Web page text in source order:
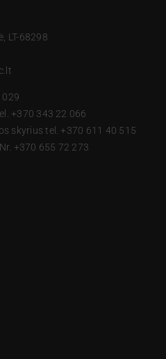
LT-68298
029
+370 343 22 066
skyrius tel. +370 611 40 515
+370 655 72 273